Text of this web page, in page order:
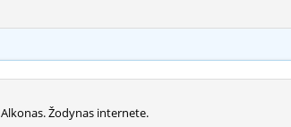
Alkonas. Žodynas internete.